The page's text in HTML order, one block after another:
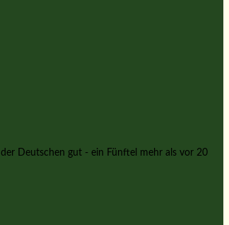
Deutschen gut - ein Fünftel mehr als vor 20